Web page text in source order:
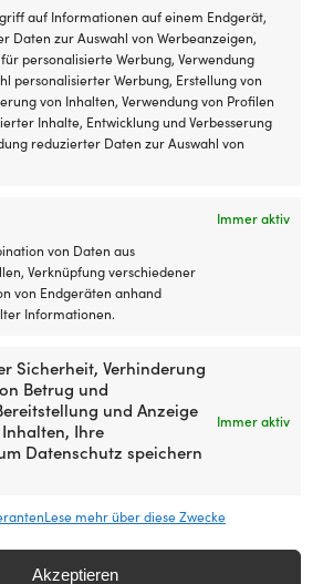
auf Informationen auf einem Endgerät,
Daten zur Auswahl von Werbeanzeigen,
personalisierte Werbung, Verwendung
personalisierter Werbung, Erstellung von
von Inhalten, Verwendung von Profilen
Inhalte, Entwicklung und Verbesserung
reduzierter Daten zur Auswahl von
Immer aktiv
von Daten aus
Verknüpfung verschiedener
von Endgeräten anhand
Informationen.
Sicherheit, Verhinderung
Betrug und
und Anzeige
Ihre
Datenschutz speichern
Immer aktiv
Lese mehr über diese Zwecke
Akzeptieren
mehrere
Varianten
auf.
Die
Optionen
können
auf
40,38€
MwSt. inkl.
Dieses
weist
mehrere
Varianten
auf.
Die
Optionen
auf
der
Produktseite
gewählt
UVP28,42€
Preis
28,42 €
25,25
25,25 €.
Preisgarantie der